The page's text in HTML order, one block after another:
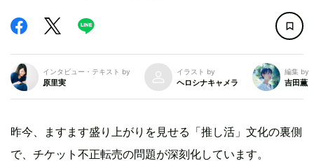
インタビュー・テキスト by
原里実
イラスト by
ヘロシナキャメラ
編集 by
吉田薫
昨今、ますます盛り上がりを見せる「推し活」文化の裏側
で、チケット不正転売の問題が深刻化しています。